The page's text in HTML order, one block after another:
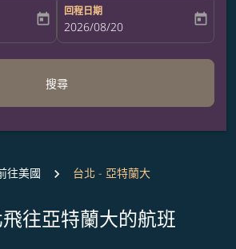
date-aria-label
today
回程日期
fc-booking-return-date-aria-label
2026/08/20 today
搜尋
往美國 台北 - 亞特蘭大
往亞特蘭大的航班